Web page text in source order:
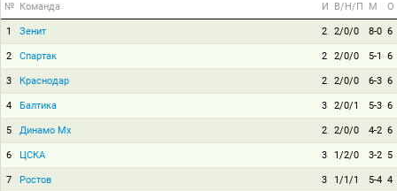
№ Команда И В/Н/П М О
1 Зенит 2 2/0/0 8-0 6
2 Спартак 2 2/0/0 5-1 6
3 Краснодар 2 2/0/0 6-3 6
4 Балтика 3 2/0/1 5-3 6
5 Динамо Мх 2 2/0/0 4-2 6
6 ЦСКА 3 1/2/0 3-2 5
7 Ростов 3 1/1/1 5-4 4